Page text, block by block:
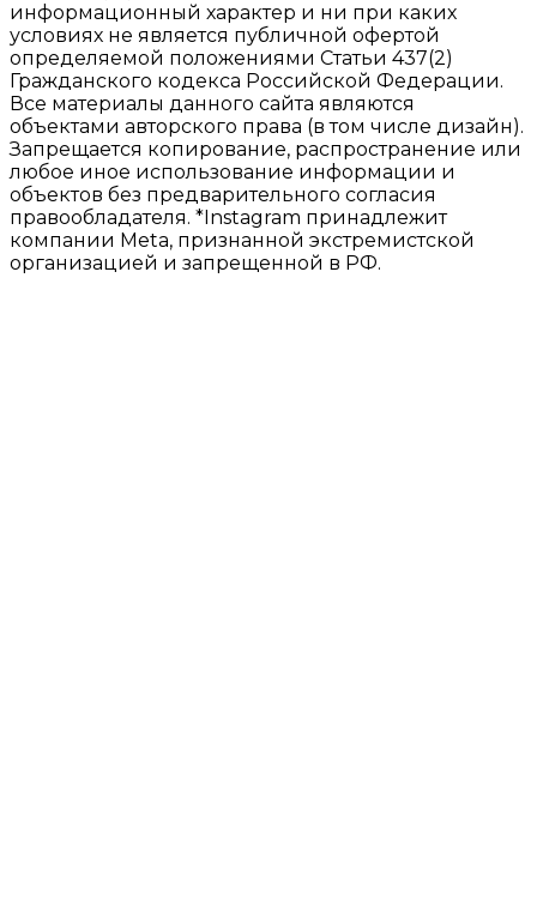
информационный характер и ни при каких
условиях не является публичной офертой
определяемой положениями Статьи 437(2)
Гражданского кодекса Российской Федерации.
Все материалы данного сайта являются
объектами авторского права (в том числе дизайн).
Запрещается копирование, распространение или
любое иное использование информации и
объектов без предварительного согласия
правообладателя. *Instagram принадлежит
компании Meta, признанной экстремистской
организацией и запрещенной в РФ.